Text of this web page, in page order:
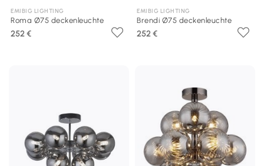
EMIBIG LIGHTING
Roma Ø75 deckenleuchte
252 €
EMIBIG LIGHTING
Brendi Ø75 deckenleuchte
252 €